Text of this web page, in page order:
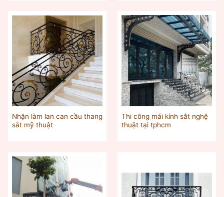
Nhận làm lan can cầu thang
sắt mỹ thuật
Thi công mái kính sắt nghệ
thuật tại tphcm